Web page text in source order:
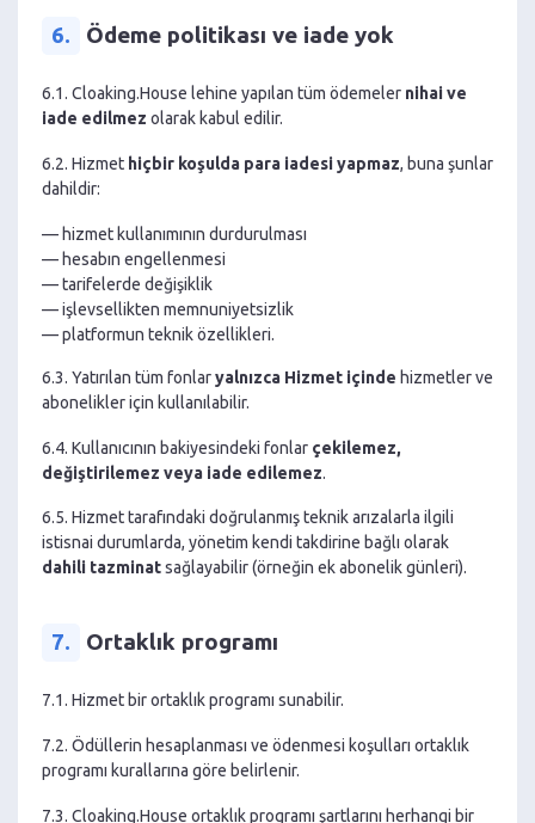
6. Ödeme politikası ve iade yok
6.1. Cloaking.House lehine yapılan tüm ödemeler nihai ve
iade edilmez olarak kabul edilir.
6.2. Hizmet hiçbir koşulda para iadesi yapmaz, buna şunlar
dahildir:
— hizmet kullanımının durdurulması
— hesabın engellenmesi
— tarifelerde değişiklik
— işlevsellikten memnuniyetsizlik
— platformun teknik özellikleri.
6.3. Yatırılan tüm fonlaryalnızca Hizmet içinde hizmetler ve
abonelikler için kullanılabilir.
6.4. Kullanıcının bakiyesindeki fonlar çekilemez,
değiştirilemez veya iade edilemez.
6.5. Hizmet tarafındaki doğrulanmış teknik arızalarla ilgili
istisnai durumlarda, yönetim kendi takdirine bağlı olarak
dahili tazminatsağlayabilir (örneğin ek abonelik günleri).
7. Ortaklık programı
7.1. Hizmet bir ortaklık programı sunabilir.
7.2. Ödüllerin hesaplanması ve ödenmesi koşulları ortaklık
programı kurallarına göre belirlenir.
7.3. Cloaking.House ortaklık programı şartlarını herhangi bir